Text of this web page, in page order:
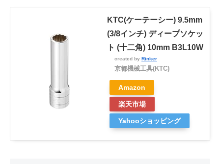
KTC(ケーテーシー) 9.5mm
(3/8インチ) ディープソケッ
ト (十二角) 10mm B3L10W
created by Rinker
京都機械工具(KTC)
Amazon
楽天市場
Yahooショッピング